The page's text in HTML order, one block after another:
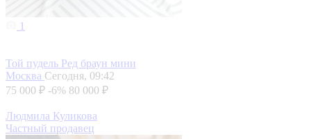
1
Той пудель Ред браун мини
Москва Сегодня, 09:42
75 000 ₽ -6% 80 000 ₽
Людмила Куликова
Частный продавец